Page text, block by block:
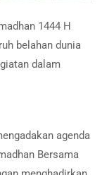
1444 H
belahan dunia
dalam
agenda
Bersama